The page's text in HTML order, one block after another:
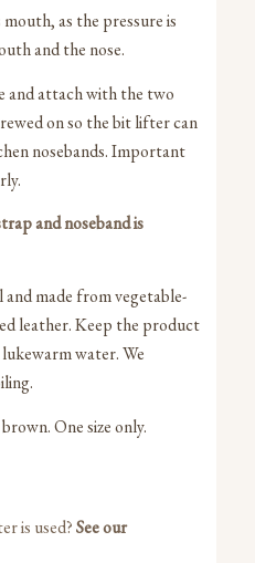
as the pressure is
and the nose.
and attach with the two
on so the bit lifter can
nosebands. Important
and noseband is
made from vegetable-
leather. Keep the product
water. We
One size only.
is used?See our